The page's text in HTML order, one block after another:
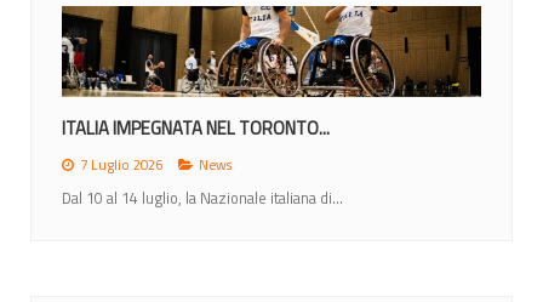
ITALIA IMPEGNATA NEL TORONTO...
7 Luglio 2026 News
Dal 10 al 14 luglio, la Nazionale italiana di...